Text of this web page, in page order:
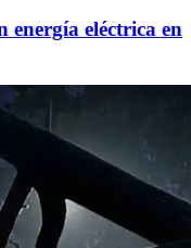
energía eléctrica en